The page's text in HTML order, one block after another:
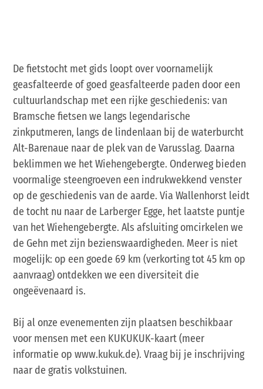
De fietstocht met gids loopt over voornamelijk
geasfalteerde of goed geasfalteerde paden door een
cultuurlandschap met een rijke geschiedenis: van
Bramsche fietsen we langs legendarische
zinkputmeren, langs de lindenlaan bij de waterburcht
Alt-Barenaue naar de plek van de Varusslag. Daarna
beklimmen we het Wiehengebergte. Onderweg bieden
voormalige steengroeven een indrukwekkend venster
op de geschiedenis van de aarde. Via Wallenhorst leidt
de tocht nu naar de Larberger Egge, het laatste puntje
van het Wiehengebergte. Als afsluiting omcirkelen we
de Gehn met zijn bezienswaardigheden. Meer is niet
mogelijk: op een goede 69 km (verkorting tot 45 km op
aanvraag) ontdekken we een diversiteit die
ongeëvenaard is.
Bij al onze evenementen zijn plaatsen beschikbaar
voor mensen met een KUKUKUK-kaart (meer
informatie op www.kukuk.de). Vraag bij je inschrijving
naar de gratis volkstuinen.